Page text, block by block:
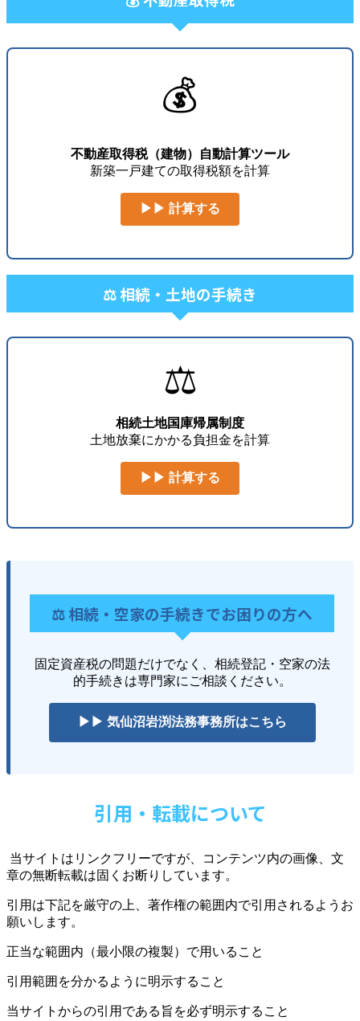
💰
不動産取得税（建物）自動計算ツール
新築一戸建ての取得税額を計算
▶▶ 計算する
⚖️ 相続・土地の手続き
⚖️
相続土地国庫帰属制度
土地放棄にかかる負担金を計算
▶▶ 計算する
⚖️ 相続・空家の手続きでお困りの方へ
固定資産税の問題だけでなく、相続登記・空家の法
的手続きは専門家にご相談ください。
▶▶ 気仙沼岩渕法務事務所はこちら
引用・転載について
当サイトはリンクフリーですが、コンテンツ内の画像、文
章の無断転載は固くお断りしています。
引用は下記を厳守の上、著作権の範囲内で引用されるようお
願いします。
正当な範囲内（最小限の複製）で用いること
引用範囲を分かるように明示すること
当サイトからの引用である旨を必ず明示すること